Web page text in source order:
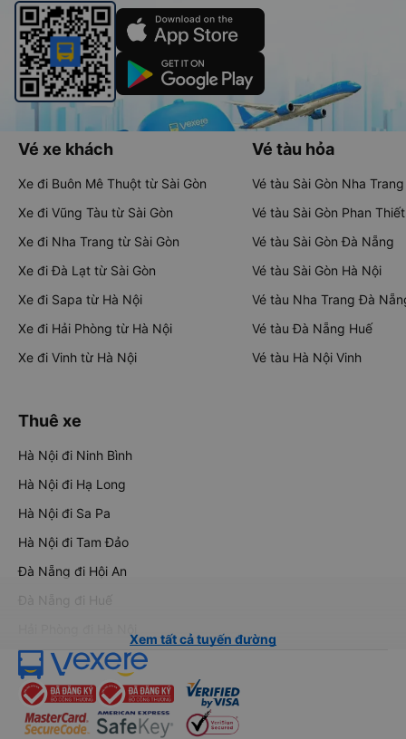
Vé xe khách
Xe đi Buôn Mê Thuột từ Sài Gòn
Xe đi Vũng Tàu từ Sài Gòn
Xe đi Nha Trang từ Sài Gòn
Xe đi Đà Lạt từ Sài Gòn
Xe đi Sapa từ Hà Nội
Xe đi Hải Phòng từ Hà Nội
Xe đi Vinh từ Hà Nội
Vé tàu hỏa
Vé tàu Sài Gòn Nha Trang
Vé tàu Sài Gòn Phan Thiết
Vé tàu Sài Gòn Đà Nẵng
Vé tàu Sài Gòn Hà Nội
Vé tàu Nha Trang Đà
Vé tàu Đà Nẵng Huế
Vé tàu Hà Nội Vinh
Thuê xe
Hà Nội đi Ninh Bình
Hà Nội đi Hạ Long
Hà Nội đi Sa Pa
Hà Nội đi Tam Đảo
Đà Nẵng đi Hội An
Đà Nẵng đi Huế
Xem tất cả tuyến đường